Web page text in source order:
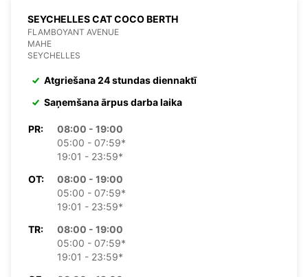
SEYCHELLES CAT COCO BERTH
FLAMBOYANT AVENUE
MAHE
SEYCHELLES
Atgriešana 24 stundas diennaktī
Saņemšana ārpus darba laika
PR:
08:00 - 19:00
05:00 - 07:59*
19:01 - 23:59*
OT:
08:00 - 19:00
05:00 - 07:59*
19:01 - 23:59*
TR:
08:00 - 19:00
05:00 - 07:59*
19:01 - 23:59*